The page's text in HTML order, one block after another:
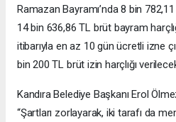
Ramazan Bayramı’nda 8 bin
14 bin 636,86 TL brüt bayram
itibarıyla en az 10 gün ücretli izne
bin 200 TL brüt izin harçlığı
Kandıra Belediye Başkanı Erol
“Şartları zorlayarak, iki tarafı da